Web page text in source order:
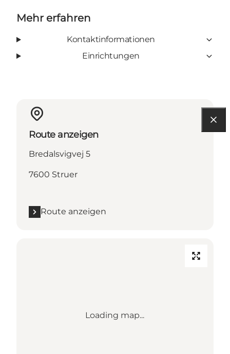
Mehr erfahren
Kontaktinformationen
Einrichtungen
Route anzeigen
Bredalsvigvej 5
7600 Struer
Route anzeigen
Loading map...